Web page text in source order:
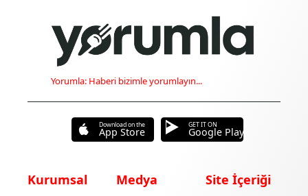
Yorumla: Haberi bizimle yorumlayın...
Download on the
App Store
GET IT ON
Google Play
Kurumsal Medya Site İçeriği